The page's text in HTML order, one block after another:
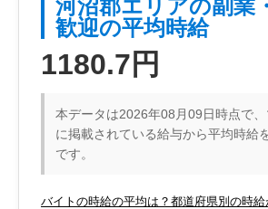
河沼郡エリアの副業
歓迎の平均時給
1180.7円
本データは2026年08月09日時点で
に掲載されている給与から平均時給
です。
バイトの時給の平均は？都道府県別の時